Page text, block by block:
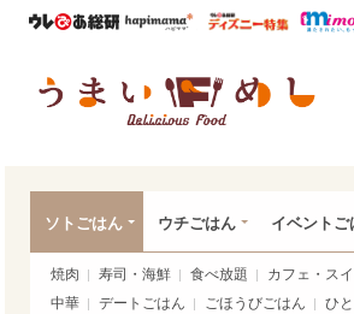
ウレぴあ総研ハピママ* ウレ
ソトごはん ウチごはん イベントご
焼肉 寿司・海鮮 食べ放題 カフェ・ス
中華
デートごはん ごほうびごはん ひ